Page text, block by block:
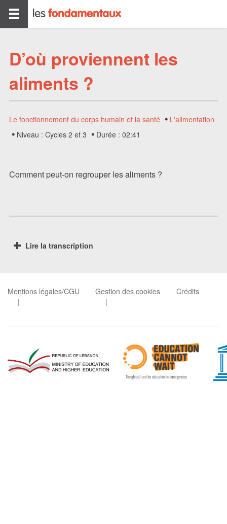
D’où proviennent les
aliments ?
Le fonctionnement du corps humain et la santé
L'alimentation
Niveau : Cycles 2 et 3
Durée : 02:41
Comment peut-on regrouper les aliments ?
Lire la transcription
Mentions légales/CGU Gestion des cookies Crédits